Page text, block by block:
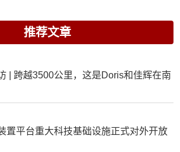
推荐文章
| 跨越3500公里，这是Doris和佳辉在南
置平台重大科技基础设施正式对外开放